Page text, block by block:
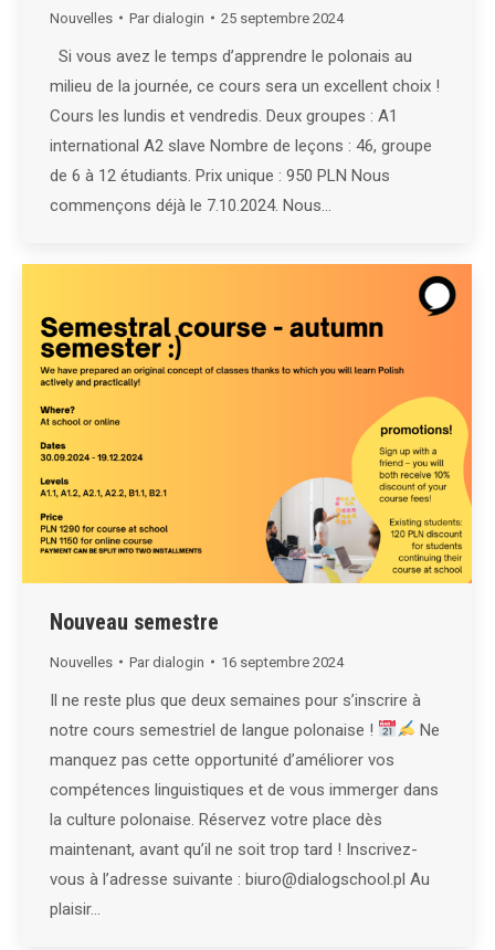
Nouvelles Par dialogin 25 septembre 2024
Si vous avez le temps d’apprendre le polonais au
milieu de la journée, ce cours sera un excellent choix !
Cours les lundis et vendredis. Deux groupes : A1
international A2 slave Nombre de leçons : 46, groupe
de 6 à 12 étudiants. Prix unique : 950 PLN Nous
commençons déjà le 7.10.2024. Nous…
Nouveau semestre
Nouvelles Par dialogin 16 septembre 2024
Il ne reste plus que deux semaines pour s’inscrire à
notre cours semestriel de langue polonaise !
Ne
manquez pas cette opportunité d’améliorer vos
compétences linguistiques et de vous immerger dans
la culture polonaise. Réservez votre place dès
maintenant, avant qu’il ne soit trop tard ! Inscrivez-
vous à l’adresse suivante : biuro@dialogschool.pl Au
plaisir…